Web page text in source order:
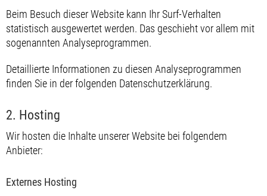
Beim Besuch dieser Website kann Ihr Surf-Verhalten
statistisch ausgewertet werden. Das geschieht vor allem mit
sogenannten Analyseprogrammen.
Detaillierte Informationen zu diesen Analyseprogrammen
finden Sie in der folgenden Datenschutzerklärung.
2. Hosting
Wir hosten die Inhalte unserer Website bei folgendem
Anbieter:
Externes Hosting